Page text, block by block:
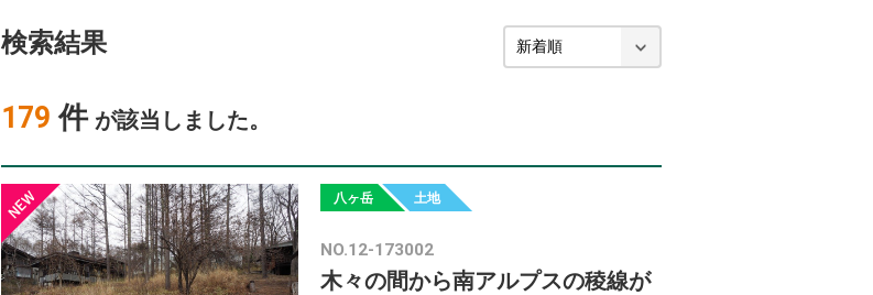
検索結果
179 件 が該当しました。
八ヶ岳 土地
NO.12-173002
木々の間から南アルプスの稜線が